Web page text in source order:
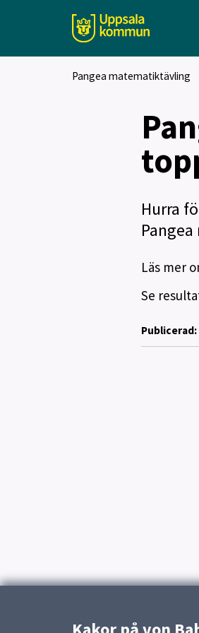
Pangea matematiktävling
Hurra
Läs mer
Se
Publicerad: